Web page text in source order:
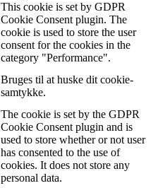
This cookie is set by GDPR
Cookie Consent plugin. The
cookie is used to store the user
consent for the cookies in the
category "Performance".
Bruges til at huske dit cookie-
samtykke.
The cookie is set by the GDPR
Cookie Consent plugin and is
used to store whether or not user
has consented to the use of
cookies. It does not store any
personal data.